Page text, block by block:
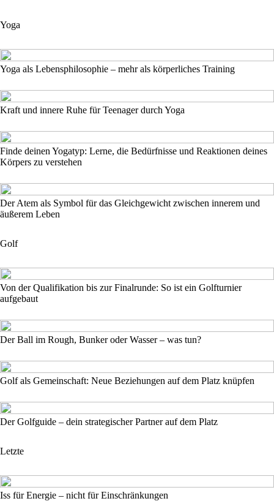
Yoga
Yoga als Lebensphilosophie – mehr als körperliches Training
Kraft und innere Ruhe für Teenager durch Yoga
Finde deinen Yogatyp: Lerne, die Bedürfnisse und Reaktionen deines
Körpers zu verstehen
Der Atem als Symbol für das Gleichgewicht zwischen innerem und
äußerem Leben
Golf
Von der Qualifikation bis zur Finalrunde: So ist ein Golfturnier
aufgebaut
Der Ball im Rough, Bunker oder Wasser – was tun?
Golf als Gemeinschaft: Neue Beziehungen auf dem Platz knüpfen
Der Golfguide – dein strategischer Partner auf dem Platz
Letzte
Iss für Energie – nicht für Einschränkungen